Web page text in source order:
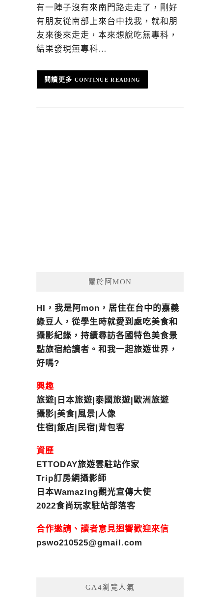
有一陣子沒有來南門路走走了，剛好
有朋友從南部上來台中找我，就和朋
友來後來走走，本來想說吃無專科，
結果發現無專科…
CONTINUE READING
關於阿MON
HI，我是阿mon，居住在台中的嘉義
綠豆人，從學生時就愛到處吃美食和
攝影紀錄，持續尋訪各國特色美食景
點旅宿給讀者。和我一起旅遊世界，
好嗎?
興趣
旅遊|日本旅遊|泰國旅遊|歐洲旅遊
攝影|美食|風景|人像
住宿|飯店|民宿|背包客
資歷
ETTODAY旅遊雲駐站作家
Trip訂房網攝影師
日本Wamazing觀光宣傳大使
2022食尚玩家駐站部落客
合作邀請、讀者意見迴響歡迎來信
pswo210525@gmail.com
GA4瀏覽人氣